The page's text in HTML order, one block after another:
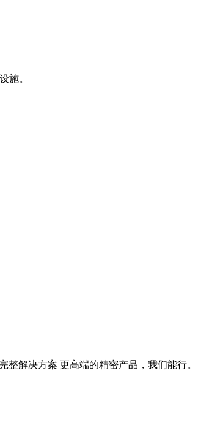
施。
解决方案 更高端的精密产品，我们能行。